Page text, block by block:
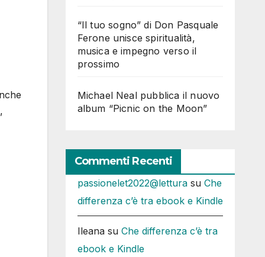
“Il tuo sogno” di Don Pasquale
Ferone unisce spiritualità,
musica e impegno verso il
prossimo
Michael Neal pubblica il nuovo
album “Picnic on the Moon”
Commenti Recenti
passionelet2022@letturasu Che
differenza c’è tra ebook e Kindle
Ileanasu Che differenza c’è tra
ebook e Kindle